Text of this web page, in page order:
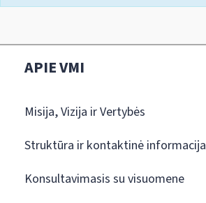
APIE VMI
Misija, Vizija ir Vertybės
Struktūra ir kontaktinė informacija
Konsultavimasis su visuomene